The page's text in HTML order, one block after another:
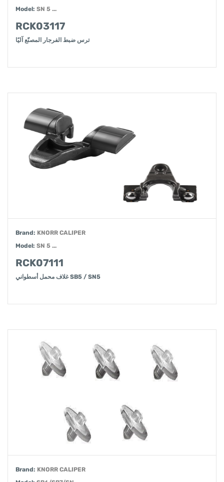
Model: SN 5 ...
RCK03117
ترس ضبط الفرجار المصنّع آليًا
Brand: KNORR CALIPER
Model: SN 5 ...
RCK07111
غلاف محمل أسطواني SB5 / SN5
Brand: KNORR CALIPER